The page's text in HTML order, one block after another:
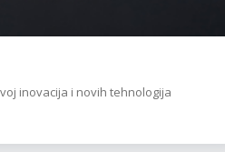
inovacija i novih tehnologija